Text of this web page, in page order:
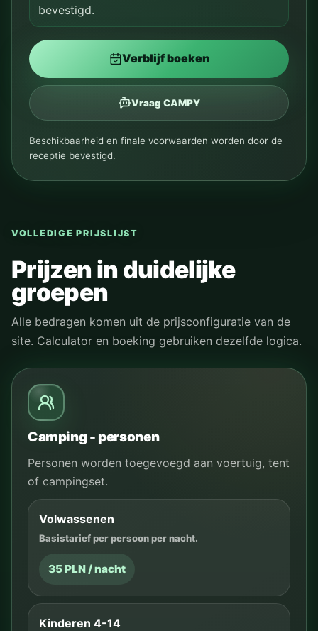
bevestigd.
Verblijf boeken
Vraag CAMPY
Beschikbaarheid en finale voorwaarden worden door de
receptie bevestigd.
VOLLEDIGE PRIJSLIJST
Prijzen in duidelijke
groepen
Alle bedragen komen uit de prijsconfiguratie van de
site. Calculator en boeking gebruiken dezelfde logica.
Camping - personen
Personen worden toegevoegd aan voertuig, tent
of campingset.
Volwassenen
Basistarief per persoon per nacht.
35 PLN / nacht
Kinderen 4-14